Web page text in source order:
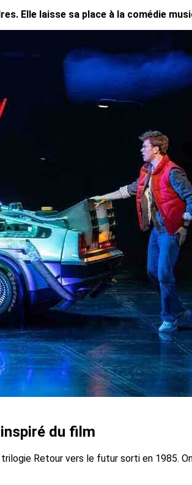
Elle laisse sa place à la comédie
du film
trilogie Retour vers le futur sorti en 1985.